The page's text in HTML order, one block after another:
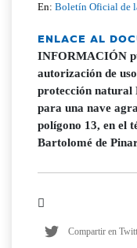
En:Boletín Oficial de
ENLACE AL
INFORMACIÓN
autorización de
protección natural
para una nave
polígono 13, en el
Bartolomé de
Compartir en